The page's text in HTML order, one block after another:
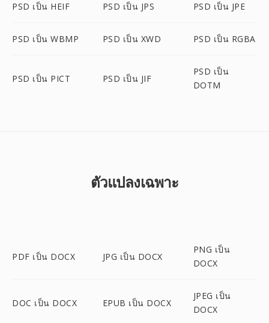
PSD เป็น HEIF PSD เป็น JPS PSD เป็น JPE
PSD เป็น WBMP PSD เป็น XWD PSD เป็น RGBA
PSD เป็น PICT PSD เป็น JIF
PSD เป็น
DOTM
ตัวแปลงเฉพาะ
PDF เป็น DOCX JPG เป็น DOCX
PNG เป็น
DOCX
DOC เป็น DOCX EPUB เป็น DOCX
JPEG เป็น
DOCX